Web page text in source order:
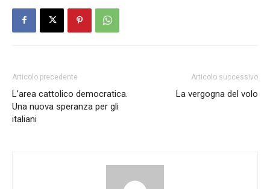
Articolo precedente
L’area cattolico democratica.
Una nuova speranza per gli
italiani
Articolo successivo
La vergogna del volo